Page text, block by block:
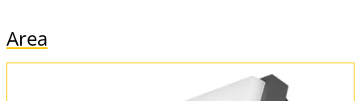
Area